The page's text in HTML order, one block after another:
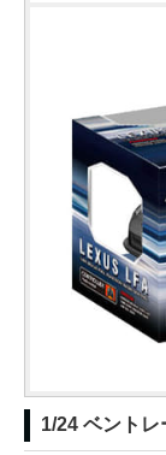
1/24 ベントレ